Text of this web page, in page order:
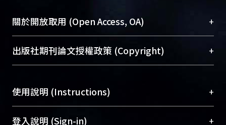
成果。
To permanently archive and promote researcher
profiles and scholarly works, Library integrates the
services of “NTU Repository” with “Academic
Sciences Library)
關於開放取用 (Open Access, OA) +
開放取用是從使用者角度提升資訊取用性的社會運
動，應用在學術研究上是透過將研究著作公開供使
用逐年攀升。同時可加速研究發展、提升研究影響
Archive）平台。 （點選深入了解OA）
出版社期刊論文授權政策 (Copyright) +
含部分內容的版權非匯入者所有，或由第三方贊
助與合作完成，請確認該版權所有者及第三方同
意提供此授權。
使用說明 (Instructions) +
網站簡介(Quickstart Guide)
登入說明 (Sign-in) +